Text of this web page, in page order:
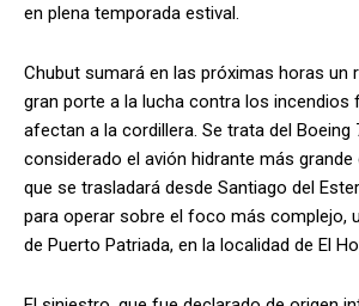
en plena temporada estival.
Chubut sumará en las próximas horas un
gran porte a la lucha contra los incendios
afectan a la cordillera. Se trata del Boeing
considerado el avión hidrante más
que se trasladará desde Santiago del
para operar sobre el foco más complejo,
de Puerto Patriada, en la localidad de El